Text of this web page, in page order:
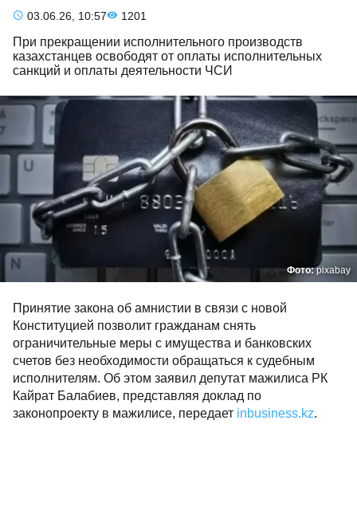
03.06.26, 10:57 1201
При прекращении исполнительного производств
казахстанцев освободят от оплаты исполнительных
санкций и оплаты деятельности ЧСИ
Фото:pixabay
Принятие закона об амнистии в связи с новой
Конституцией позволит гражданам снять
ограничительные меры с имущества и банковских
счетов без необходимости обращаться к судебным
исполнителям. Об этом заявил депутат мажилиса РК
Кайрат Балабиев, представляя доклад по
законопроекту в мажилисе, передает inbusiness.kz.